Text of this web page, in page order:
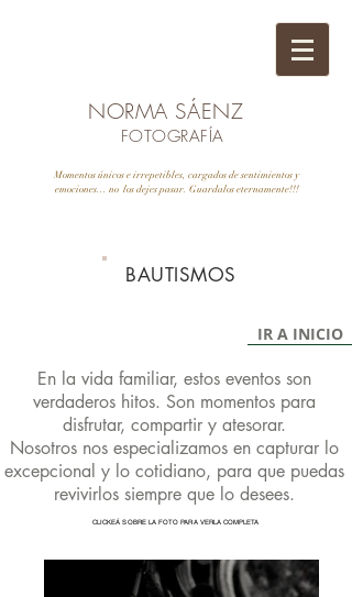
NORMA SÁENZ
FOTOGRAFÍA
Momentos únicos e irrepetibles, cargados de sentimientos y
emociones... no los dejes pasar. Guardalos eternamente!!!
BAUTISMOS
IR A INICIO
En la vida familiar, estos eventos son
verdaderos hitos. Son momentos para
disfrutar, compartir y atesorar.
Nosotros nos especializamos en capturar lo
excepcional y lo cotidiano, para que puedas
revivirlos siempre que lo desees.
CLICKEÁ SOBRE LA FOTO PARA VERLA COMPLETA